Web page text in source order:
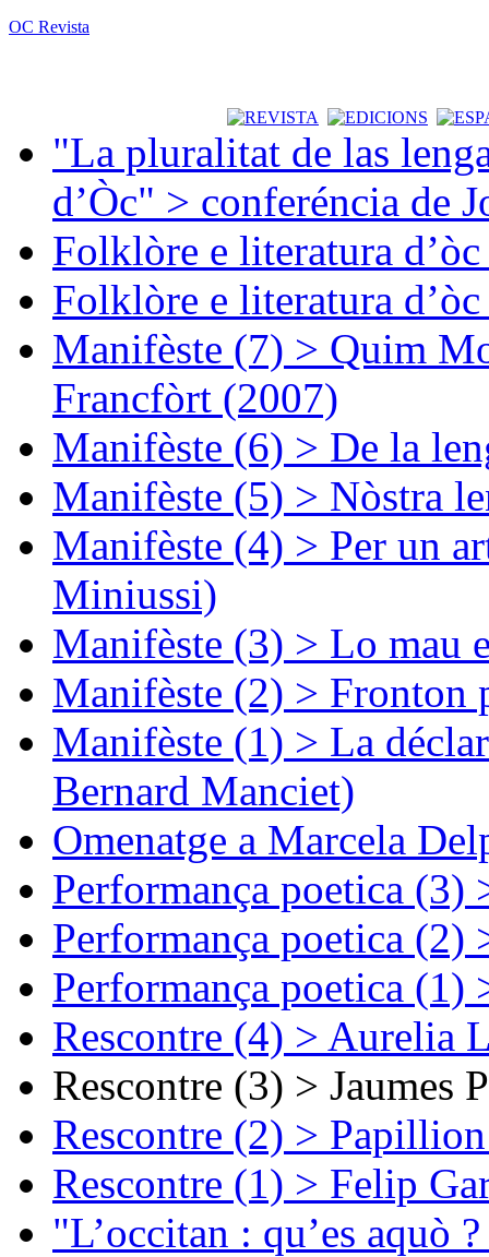
OC Revista
"La pluralitat de las
d’Òc" > conferéncia de
Folklòre e literatura
Folklòre e literatura
Manifèste (7) > Quim
Francfòrt (2007)
Manifèste (6) > De la
Manifèste (5) > Nòstra
Manifèste (4) > Per un
Miniussi)
Manifèste (3) > Lo mau
Manifèste (2) > Fronton
Manifèste (1) > La
Bernard Manciet)
Omenatge a Marcela
Performança poetica (3)
Performança poetica (2)
Performança poetica (1)
Rescontre (4) > Aurelia
Rescontre (3) > Jaumes
Rescontre (2) >
Rescontre (1) > Felip
"L’occitan : qu’es aquò